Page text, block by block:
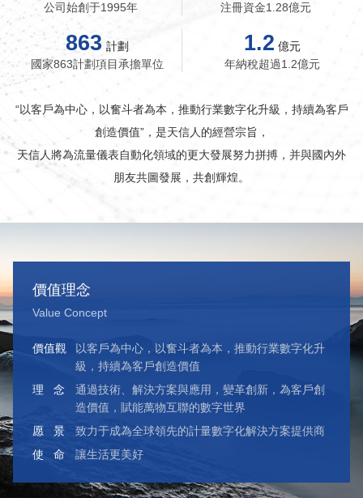
公司始創于1995年
注冊資金1.28億元
863 計劃
國家863計劃項目承擔單位
1.2 億元
年納稅超過1.2億元
“以客戶為中心，以奮斗者為本，推動行業數字化升級，持續為客戶
創造價值”，是天信人的經營宗旨，
天信人將為流量儀表自動化領域的更大發展努力拼搏，并與國內外
朋友共圖發展，共創輝煌。
價值理念
Value Concept
價值觀
以客戶為中心，以奮斗者為本，推動行業數字化升
級，持續為客戶創造價值
理 念
通過技術、解決方案與應用，變革創新，為客戶創
造價值，賦能萬物互聯的數字世界
愿 景
致力于成為全球領先的計量數字化解決方案提供商
使 命
讓生活更美好